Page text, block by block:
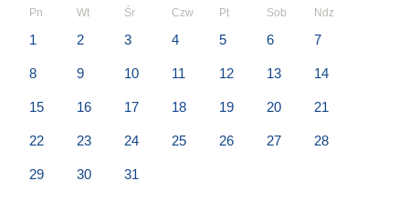
Pn Wt Śr Czw Pt Sob Ndz
1 2 3 4 5 6 7
8 9 10 11 12 13 14
15 16 17 18 19 20 21
22 23 24 25 26 27 28
29 30 31